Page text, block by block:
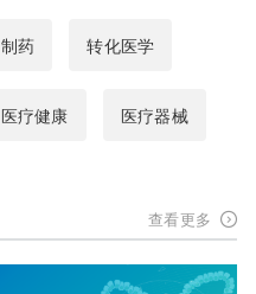
制药 转化医学
医疗健康 医疗器械
查看更多